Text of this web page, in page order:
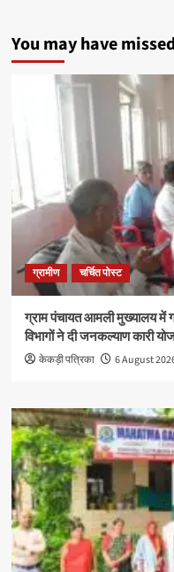
You may have
ग्रामीण चर्चित पोस्ट
ग्राम पंचायत आमली मुख्यालय में
विभागों ने दी जनकल्याण कारी
केकड़ी पत्रिका 6 August